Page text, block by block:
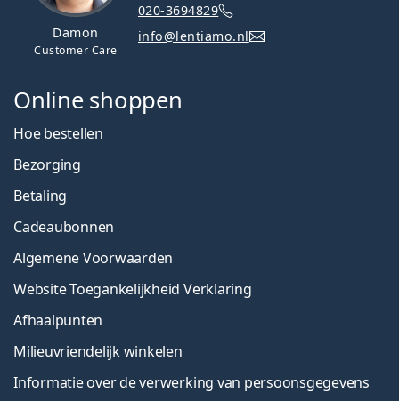
Damon
Customer Care
020-3694829
info@lentiamo.nl
Online shoppen
Hoe bestellen
Bezorging
Betaling
Cadeaubonnen
Algemene Voorwaarden
Website Toegankelijkheid Verklaring
Afhaalpunten
Milieuvriendelijk winkelen
Informatie over de verwerking van persoonsgegevens